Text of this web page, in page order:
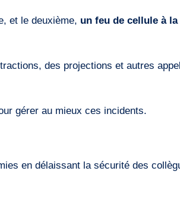
et le deuxième, un feu de cellule à la
des projections et autres
gérer au mieux ces incidents.
en délaissant la sécurité des